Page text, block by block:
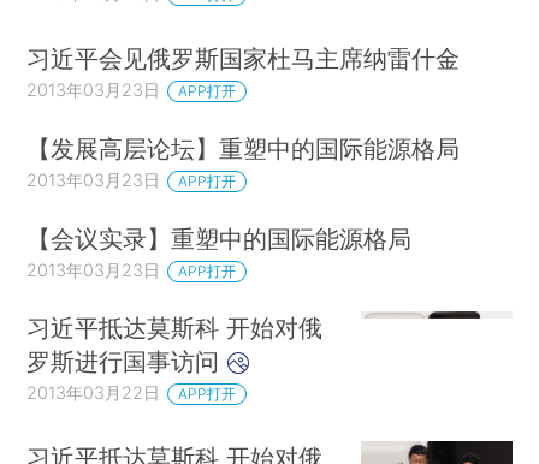
习近平会见俄罗斯国家杜马主席纳雷什金
2013年03月23日 APP打开
【发展高层论坛】重塑中的国际能源格局
2013年03月23日 APP打开
【会议实录】重塑中的国际能源格局
2013年03月23日 APP打开
习近平抵达莫斯科 开始对俄
罗斯进行国事访问
2013年03月22日 APP打开
习近平抵达莫斯科 开始对俄